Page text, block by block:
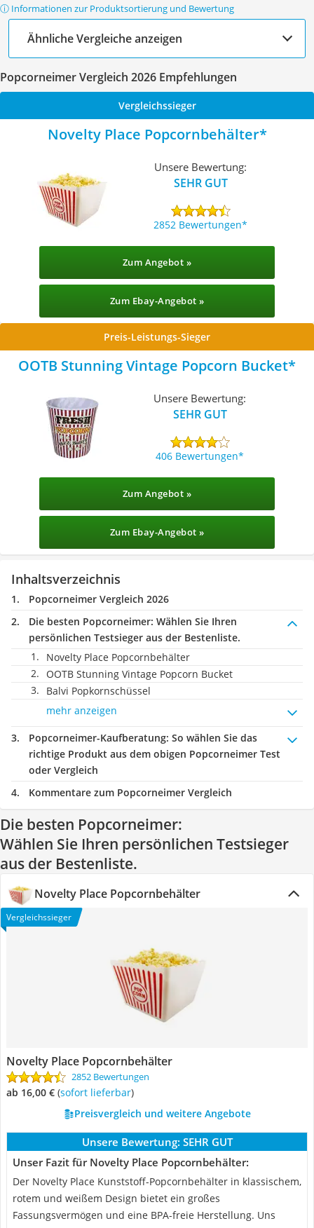
ⓘ Informationen zur Produktsortierung und Bewertung
Ähnliche Vergleiche anzeigen
Popcorneimer Vergleich 2026 Empfehlungen
Vergleichssieger
Novelty Place Popcornbehälter
Unsere Bewertung:
SEHR GUT
2852 Bewertungen
Zum Angebot »
Zum Ebay-Angebot »
Preis-Leistungs-Sieger
OOTB Stunning Vintage Popcorn Bucket
Unsere Bewertung:
SEHR GUT
406 Bewertungen
Zum Angebot »
Zum Ebay-Angebot »
Inhaltsverzeichnis
Popcorneimer Vergleich 2026
Die besten Popcorneimer: Wählen Sie Ihren
persönlichen Testsieger aus der Bestenliste.
Novelty Place Popcornbehälter
OOTB Stunning Vintage Popcorn Bucket
Balvi Popkornschüssel
mehr anzeigen
Popcorneimer-Kaufberatung: So wählen Sie das
richtige Produkt aus dem obigen Popcorneimer Test
oder Vergleich
Kommentare zum Popcorneimer Vergleich
Die besten Popcorneimer:
Wählen Sie Ihren persönlichen Testsieger
aus der Bestenliste.
Novelty Place Popcornbehälter
Vergleichssieger
Novelty Place Popcornbehälter
2852 Bewertungen
ab 16,00 € ( Sofort lieferbar)
Preisvergleich und weitere Angebote
Unsere Bewertung: SEHR GUT
Unser Fazit für Novelty Place Popcornbehälter:
Der Novelty Place Kunststoff-Popcornbehälter in klassischem,
rotem und weißem Design bietet ein großes
Fassungsvermögen und eine BPA-freie Herstellung. Uns